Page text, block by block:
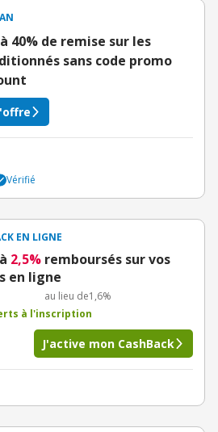
40% de remise sur les
sans code promo
Vérifié
EN LIGNE
2,5% remboursés sur vos
en ligne
au lieu de1,6%
à l'inscription
J'active mon CashBack